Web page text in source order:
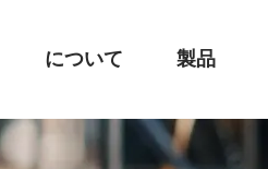
について 製品